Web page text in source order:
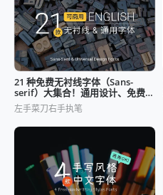
21 种免费无衬线字体（Sans-
serif）大集合！通用设计、免费商
用
左手菜刀右手执笔